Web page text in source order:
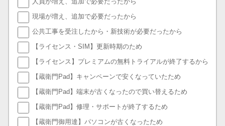
現場が増え、追加で必要だったから
公共工事を受注したから・新技術が必要だったから
【ライセンス・SIM】更新時期のため
【ライセンス】プレミアムの無料トライアルが終了するから
【蔵衛門Pad】キャンペーンで安くなっていたため
【蔵衛門Pad】端末が古くなったので買い替えるため
【蔵衛門Pad】修理・サポートが終了するため
【蔵衛門御用達】パソコンが古くなったため